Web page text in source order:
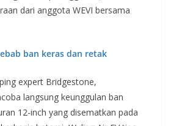
dari anggota WEVI bersama
ban keras dan retak
expert Bridgestone,
langsung keunggulan ban
12-inch yang disematkan pada